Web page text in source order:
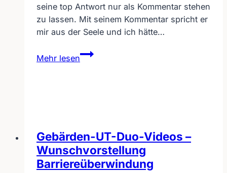
seine top Antwort nur als Kommentar stehen
zu lassen. Mit seinem Kommentar spricht er
mir aus der Seele und ich hätte…
Mehr lesen
Inklusion
Widerspruch
Gebärden-UT-Duo-Videos –
Wunschvorstellung
Barriereüberwindung